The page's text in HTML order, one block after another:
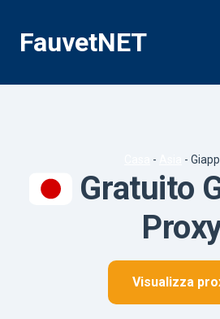
contenuto
FauvetNET
- -
Gratuito
Visualizza